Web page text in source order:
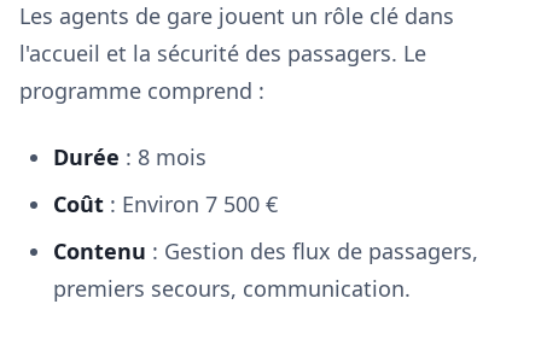
Les agents de gare jouent un rôle clé dans
l'accueil et la sécurité des passagers. Le
programme comprend :
Durée : 8 mois
Coût : Environ 7 500 €
Contenu : Gestion des flux de passagers,
premiers secours, communication.